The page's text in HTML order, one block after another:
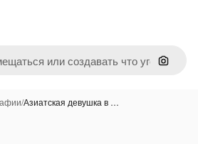
Поиск
/Азиатская девушка в …